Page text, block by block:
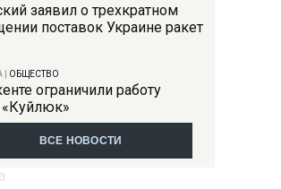
заявил о трехкратном
поставок Украине ракет
ОБЩЕСТВО
ограничили работу
ВСЕ НОВОСТИ